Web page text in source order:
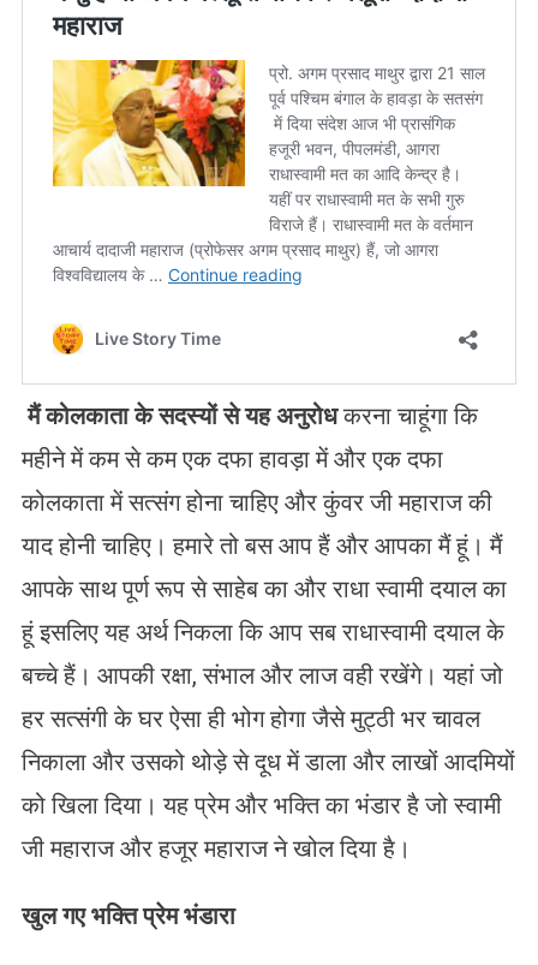
मैं कोलकाता के सदस्यों से यह अनुरोधकरना चाहूंगा कि
महीने में कम से कम एक दफा हावड़ा में और एक दफा
कोलकाता में सत्संग होना चाहिए और कुंवर जी महाराज की
याद होनी चाहिए। हमारे तो बस आप हैं और आपका मैं हूं। मैं
आपके साथ पूर्ण रूप से साहेब का और राधा स्वामी दयाल का
हूं इसलिए यह अर्थ निकला कि आप सब राधास्वामी दयाल के
बच्चे हैं। आपकी रक्षा, संभाल और लाज वही रखेंगे। यहां जो
हर सत्संगी के घर ऐसा ही भोग होगा जैसे मुट्ठी भर चावल
निकाला और उसको थोड़े से दूध में डाला और लाखों आदमियों
को खिला दिया। यह प्रेम और भक्ति का भंडार है जो स्वामी
जी महाराज और हजूर महाराज ने खोल दिया है।
खुल गए भक्ति प्रेम भंडारा